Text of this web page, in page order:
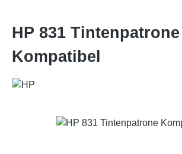
HP 831 Tintenpatrone
Kompatibel
Bildergalerie überspringen